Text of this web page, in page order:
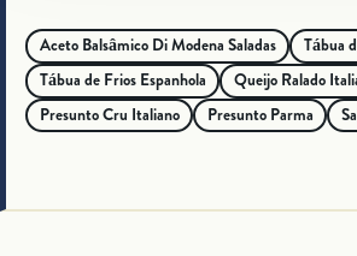
Aceto Balsâmico Di Modena Saladas
Tábua
Tábua de Frios Espanhola
Queijo Ralado
Presunto Cru Italiano
Presunto Parma